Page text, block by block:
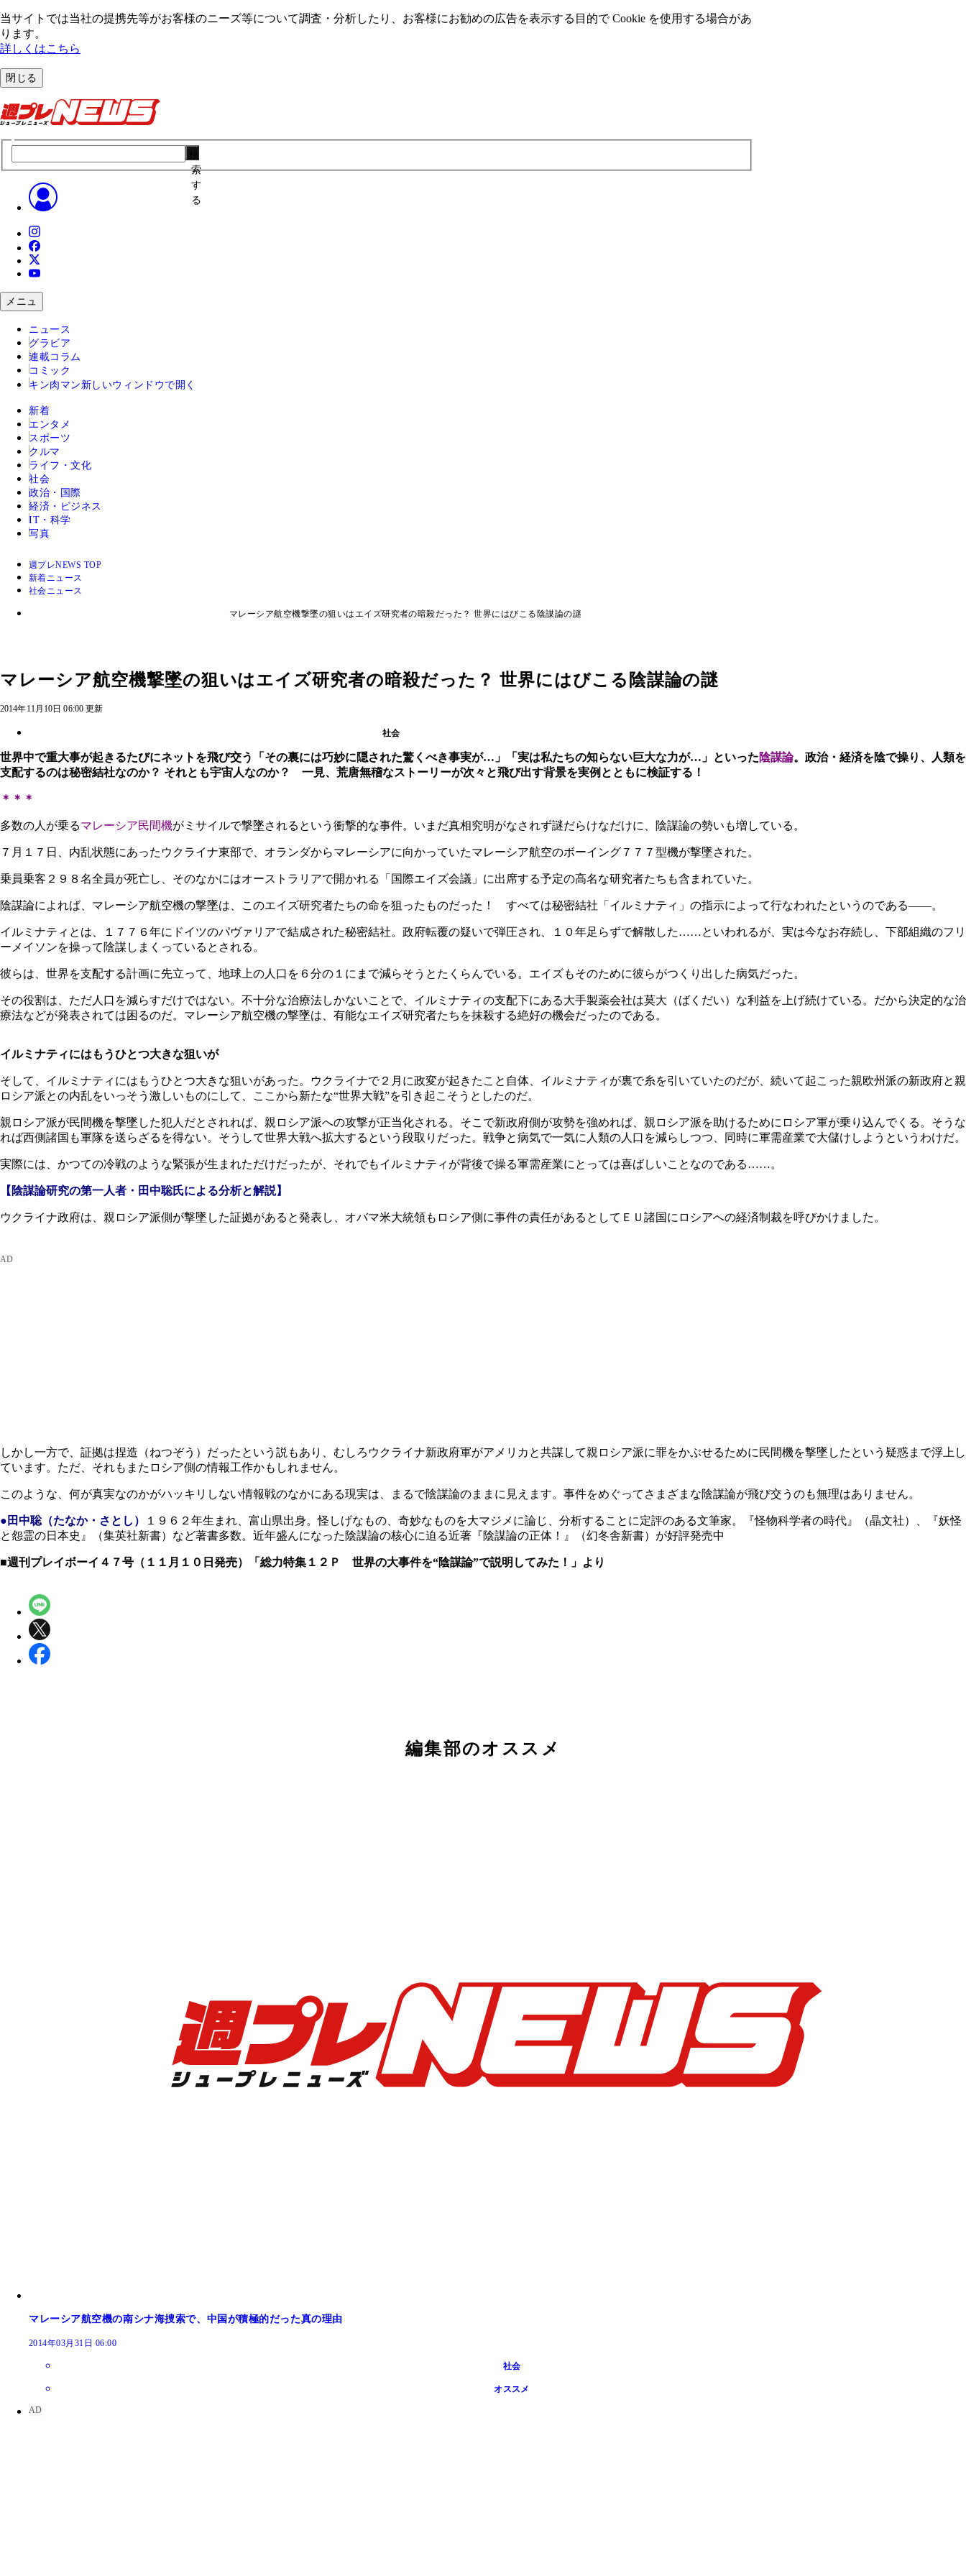
当サイトでは当社の提携先等がお客様のニーズ等について調査・分析したり、お客様にお勧めの広告を表⽰する⽬的で Cookie を使⽤する場合があ
ります。
詳しくはこちら
閉じる
索
す
る
メニュ
ニュース
グラビア
連載コラム
コミック
キン肉マン 新しいウィンドウで開く
新着
エンタメ
スポーツ
クルマ
ライフ・文化
社会
政治・国際
経済・ビジネス
IT・科学
写真
週プレNEWS TOP
新着ニュース
社会ニュース
マレーシア航空機撃墜の狙いはエイズ研究者の暗殺だった？ 世界にはびこる陰謀論の謎
マレーシア航空機撃墜の狙いはエイズ研究者の暗殺だった？ 世界にはびこる陰謀論の謎
2014年11月10日 06:00 更新
社会
世界中で重大事が起きるたびにネットを飛び交う「その裏には巧妙に隠された驚くべき事実が…」「実は私たちの知らない巨大な力が…」といった陰謀論。政治・経済を陰で操り、人類を
支配するのは秘密結社なのか？ それとも宇宙人なのか？ 一見、荒唐無稽なストーリーが次々と飛び出す背景を実例とともに検証する！
＊＊＊
多数の人が乗るマレーシア民間機がミサイルで撃墜されるという衝撃的な事件。いまだ真相究明がなされず謎だらけなだけに、陰謀論の勢いも増している。
７月１７日、内乱状態にあったウクライナ東部で、オランダからマレーシアに向かっていたマレーシア航空のボーイング７７７型機が撃墜された。
乗員乗客２９８名全員が死亡し、そのなかにはオーストラリアで開かれる「国際エイズ会議」に出席する予定の高名な研究者たちも含まれていた。
陰謀論によれば、マレーシア航空機の撃墜は、このエイズ研究者たちの命を狙ったものだった！ すべては秘密結社「イルミナティ」の指示によって行なわれたというのである――。
イルミナティとは、１７７６年にドイツのパヴァリアで結成された秘密結社。政府転覆の疑いで弾圧され、１０年足らずで解散した……といわれるが、実は今なお存続し、下部組織のフリ
ーメイソンを操って陰謀しまくっているとされる。
彼らは、世界を支配する計画に先立って、地球上の人口を６分の１にまで減らそうとたくらんでいる。エイズもそのために彼らがつくり出した病気だった。
その役割は、ただ人口を減らすだけではない。不十分な治療法しかないことで、イルミナティの支配下にある大手製薬会社は莫大（ばくだい）な利益を上げ続けている。だから決定的な治
療法などが発表されては困るのだ。マレーシア航空機の撃墜は、有能なエイズ研究者たちを抹殺する絶好の機会だったのである。
イルミナティにはもうひとつ大きな狙いが
そして、イルミナティにはもうひとつ大きな狙いがあった。ウクライナで２月に政変が起きたこと自体、イルミナティが裏で糸を引いていたのだが、続いて起こった親欧州派の新政府と親
ロシア派との内乱をいっそう激しいものにして、ここから新たな“世界大戦”を引き起こそうとしたのだ。
親ロシア派が民間機を撃墜した犯人だとされれば、親ロシア派への攻撃が正当化される。そこで新政府側が攻勢を強めれば、親ロシア派を助けるためにロシア軍が乗り込んでくる。そうな
れば西側諸国も軍隊を送らざるを得ない。そうして世界大戦へ拡大するという段取りだった。戦争と病気で一気に人類の人口を減らしつつ、同時に軍需産業で大儲けしようというわけだ。
実際には、かつての冷戦のような緊張が生まれただけだったが、それでもイルミナティが背後で操る軍需産業にとっては喜ばしいことなのである……。
【陰謀論研究の第一人者・田中聡氏による分析と解説】
ウクライナ政府は、親ロシア派側が撃墜した証拠があると発表し、オバマ米大統領もロシア側に事件の責任があるとしてＥＵ諸国にロシアへの経済制裁を呼びかけました。
しかし一方で、証拠は捏造（ねつぞう）だったという説もあり、むしろウクライナ新政府軍がアメリカと共謀して親ロシア派に罪をかぶせるために民間機を撃墜したという疑惑まで浮上し
ています。ただ、それもまたロシア側の情報工作かもしれません。
このような、何が真実なのかがハッキリしない情報戦のなかにある現実は、まるで陰謀論のままに見えます。事件をめぐってさまざまな陰謀論が飛び交うのも無理はありません。
●田中聡（たなか・さとし）
１９６２年生まれ、富山県出身。怪しげなもの、奇妙なものを大マジメに論じ、分析することに定評のある文筆家。『怪物科学者の時代』（晶文社）、『妖怪
と怨霊の日本史』（集英社新書）など著書多数。近年盛んになった陰謀論の核心に迫る近著『陰謀論の正体！』（幻冬舎新書）が好評発売中
■週刊プレイボーイ４７号（１１月１０日発売）「総力特集１２Ｐ 世界の大事件を“陰謀論”で説明してみた！」より
編集部のオススメ
マレーシア航空機の南シナ海捜索で、中国が積極的だった真の理由
2014年03月31日 06:00
社会
オススメ